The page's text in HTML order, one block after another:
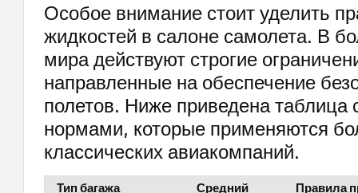
Особое внимание стоит уделить
жидкостей в салоне самолета. В
мира действуют строгие
направленные на обеспечение
полетов. Ниже приведена таблица
нормами, которые применяются
классических авиакомпаний.
Тип багажа Средний Правила